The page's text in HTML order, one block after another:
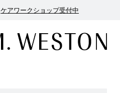
ケアワークショップ受付中